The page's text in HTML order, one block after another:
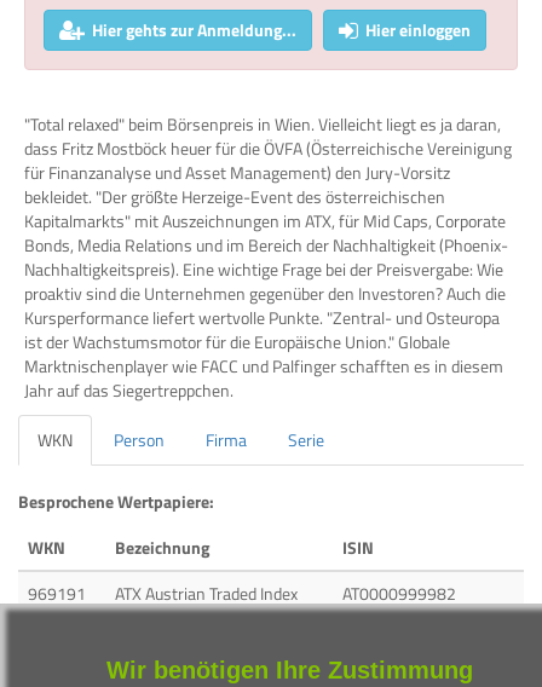
Hier gehts zur Anmeldung... Hier einloggen
"Total relaxed" beim Börsenpreis in Wien. Vielleicht liegt es ja daran,
dass Fritz Mostböck heuer für die ÖVFA (Österreichische Vereinigung
für Finanzanalyse und Asset Management) den Jury-Vorsitz
bekleidet. "Der größte Herzeige-Event des österreichischen
Kapitalmarkts" mit Auszeichnungen im ATX, für Mid Caps, Corporate
Bonds, Media Relations und im Bereich der Nachhaltigkeit (Phoenix-
Nachhaltigkeitspreis). Eine wichtige Frage bei der Preisvergabe: Wie
proaktiv sind die Unternehmen gegenüber den Investoren? Auch die
Kursperformance liefert wertvolle Punkte. "Zentral- und Osteuropa
ist der Wachstumsmotor für die Europäische Union." Globale
Marktnischenplayer wie FACC und Palfinger schafften es in diesem
Jahr auf das Siegertreppchen.
WKN
Person Firma Serie
Besprochene Wertpapiere:
WKN
Bezeichnung
ISIN
969191
ATX Austrian Traded Index
AT0000999982
Wir benötigen Ihre Zustimmung